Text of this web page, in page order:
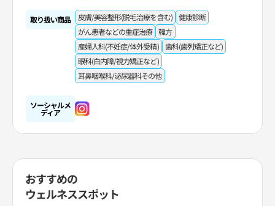
取り扱い商品 皮膚/美容整形(脱毛治療を含む)
健康診断
がん患者などの重症治療 韓方
産婦人科(不妊症/体外受精)
歯科(歯列矯正など)
眼科(白内障/視力矯正など)
耳鼻咽喉科/泌尿器科その他
ソーシャルメ
ディア
おすすめの
ウェルネススポット